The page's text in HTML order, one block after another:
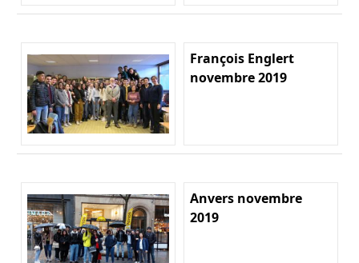
François Englert
novembre 2019
Anvers novembre
2019